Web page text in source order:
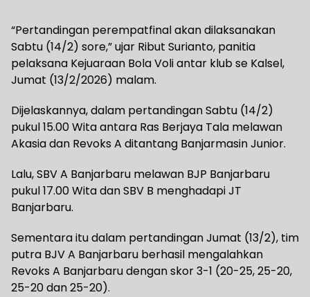
“Pertandingan perempatfinal akan dilaksanakan
Sabtu (14/2) sore,” ujar Ribut Surianto, panitia
pelaksana Kejuaraan Bola Voli antar klub se Kalsel,
Jumat (13/2/2026) malam.
Dijelaskannya, dalam pertandingan Sabtu (14/2)
pukul 15.00 Wita antara Ras Berjaya Tala melawan
Akasia dan Revoks A ditantang Banjarmasin Junior.
Lalu, SBV A Banjarbaru melawan BJP Banjarbaru
pukul 17.00 Wita dan SBV B menghadapi JT
Banjarbaru.
Sementara itu dalam pertandingan Jumat (13/2), tim
putra BJV A Banjarbaru berhasil mengalahkan
Revoks A Banjarbaru dengan skor 3-1 (20-25, 25-20,
25-20 dan 25-20).